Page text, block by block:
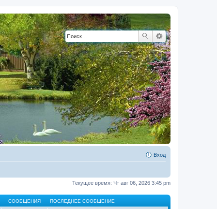
Вход
Текущее время: Чт авг 06, 2026 3:45 pm
СООБЩЕНИЯ ПОСЛЕДНЕЕ СООБЩЕНИЕ